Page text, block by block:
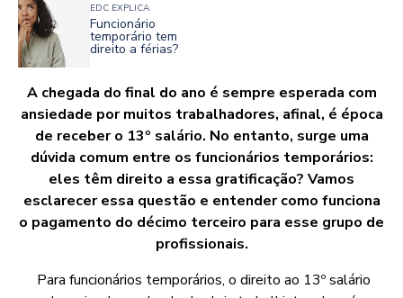
A chegada do final do ano é sempre esperada com
ansiedade por muitos trabalhadores, afinal, é época
de receber o 13º salário. No entanto, surge uma
dúvida comum entre os funcionários temporários:
eles têm direito a essa gratificação? Vamos
esclarecer essa questão e entender como funciona
o pagamento do décimo terceiro para esse grupo de
profissionais.
Para funcionários temporários, o direito ao 13º salário
EDC EXPLICA
Funcionário
temporário tem
direito a férias?